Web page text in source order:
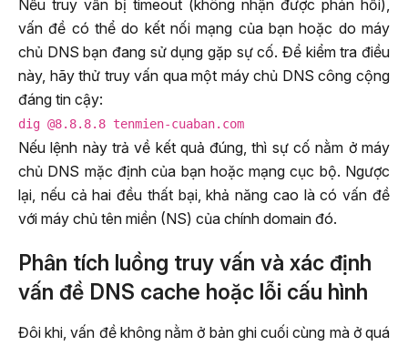
Nếu truy vấn bị timeout (không nhận được phản hồi),
vấn đề có thể do kết nối mạng của bạn hoặc do máy
chủ DNS bạn đang sử dụng gặp sự cố. Để kiểm tra điều
này, hãy thử truy vấn qua một máy chủ DNS công cộng
đáng tin cậy:
dig @8.8.8.8 tenmien-cuaban.com
Nếu lệnh này trả về kết quả đúng, thì sự cố nằm ở máy
chủ DNS mặc định của bạn hoặc mạng cục bộ. Ngược
lại, nếu cả hai đều thất bại, khả năng cao là có vấn đề
với máy chủ tên miền (NS) của chính domain đó.
Phân tích luồng truy vấn và xác định
vấn đề DNS cache hoặc lỗi cấu hình
Đôi khi, vấn đề không nằm ở bản ghi cuối cùng mà ở quá